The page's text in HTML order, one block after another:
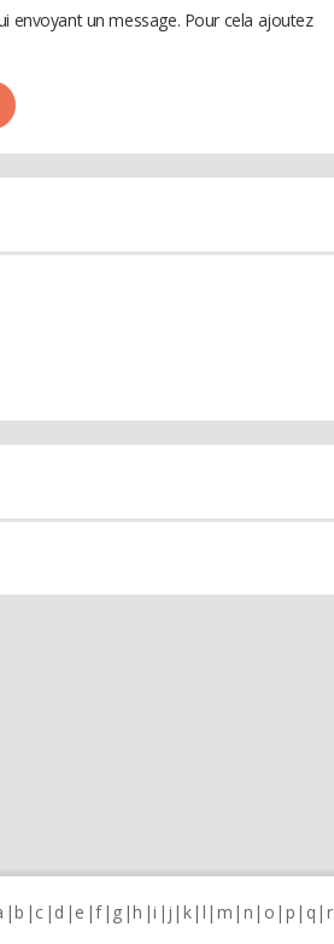
envoyant un message. Pour cela ajoutez
b c d e f g h i j k l m n o p q r